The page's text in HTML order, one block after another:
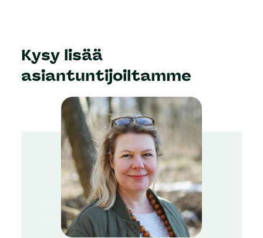
Kysy lisää
asiantuntijoiltamme